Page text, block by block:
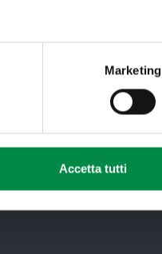
Marketing
Accetta tutti